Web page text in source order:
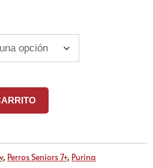
, Perros Seniors 7+, Purina